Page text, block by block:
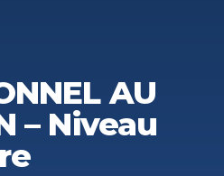
AU
– Niveau